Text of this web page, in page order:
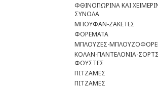
ΦΘΙΝΟΠΩΡΙΝΑ ΚΑΙ
ΣΥΝΟΛΑ
ΜΠΟΥΦΑΝ-ΖΑΚΕΤΕΣ
ΦΟΡΕΜΑΤΑ
ΜΠΛΟΥΖΕΣ-
ΚΟΛΑΝ-ΠΑΝΤΕΛΟΝΙΑ-
ΦΟΥΣΤΕΣ
ΠΙΤΖΑΜΕΣ
ΠΙΤΖΑΜΕΣ